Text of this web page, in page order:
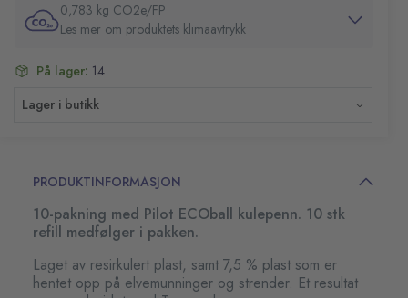
0,783 kg CO2e/FP
Les mer om produktets klimaavtrykk
På lager: 14
Lager i butikk
PRODUKTINFORMASJON
10-pakning med Pilot ECOball kulepenn. 10 stk
refill medfølger i pakken.
Laget av resirkulert plast, samt 7,5 % plast som er
hentet opp på elvemunninger og strender. Et resultat